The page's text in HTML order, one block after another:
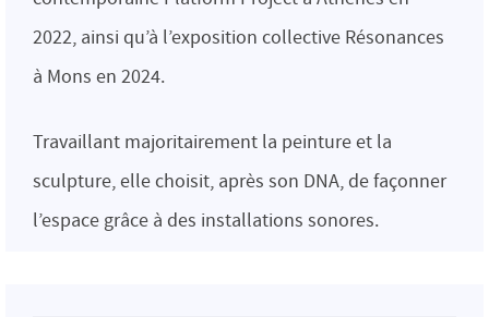
2022, ainsi qu’à l’exposition collective Résonances
à Mons en 2024.
Travaillant majoritairement la peinture et la
sculpture, elle choisit, après son DNA, de façonner
l’espace grâce à des installations sonores.